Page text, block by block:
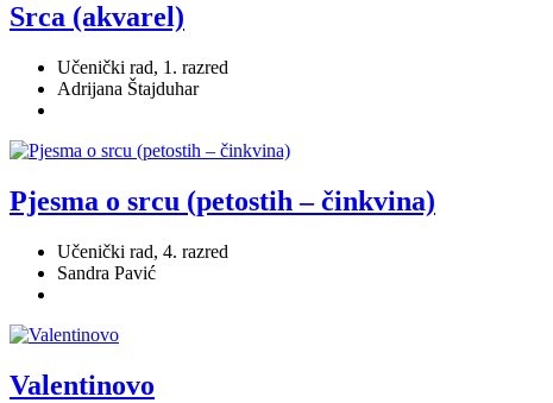
Srca (akvarel)
Učenički rad, 1. razred
Adrijana Štajduhar
Pjesma o srcu (petostih – činkvina)
Učenički rad, 4. razred
Sandra Pavić
Valentinovo